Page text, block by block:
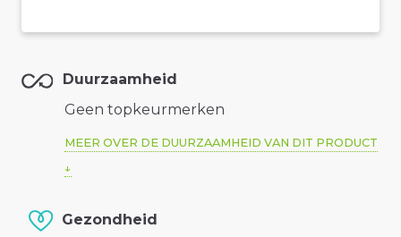
Duurzaamheid
Geen topkeurmerken
MEER OVER DE DUURZAAMHEID VAN DIT PRODUCT
Gezondheid